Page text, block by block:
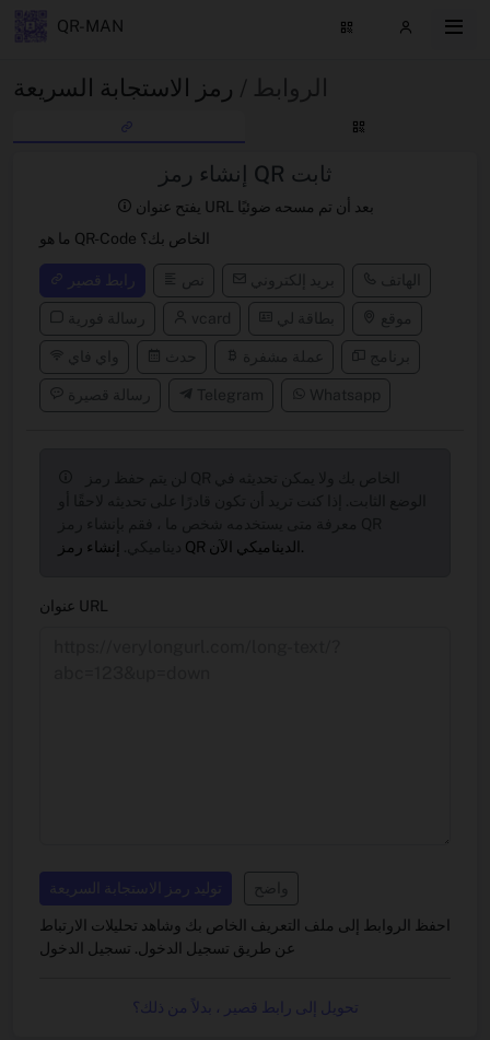
QR-MAN
الروابط / رمز الاستجابة السريعة
إنشاء رمز QR ثابت
يفتح عنوان URL بعد أن تم مسحه ضوئيًا
ما هو QR-Code الخاص بك؟
رابط قصير نص بريد إلكتروني الهاتف
رسالة فورية vcard بطاقة لي موقع
واي فاي حدث عملة مشفرة برنامج
رسالة قصيرة Telegram Whatsapp
عنوان URL
توليد رمز الاستجابة السريعة واضح
احفظ الروابط إلى ملف التعريف الخاص بك وشاهد تحليلات الارتباط
عن طريق تسجيل الدخول. تسجيل الدخول
تحويل إلى رابط قصير ، بدلاً من ذلك؟